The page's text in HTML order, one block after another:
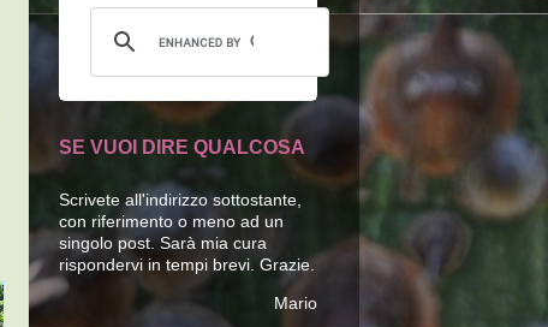
SE VUOI DIRE QUALCOSA
Scrivete all'indirizzo sottostante,
con riferimento o meno ad un
singolo post. Sarà mia cura
rispondervi in tempi brevi. Grazie.
Mario